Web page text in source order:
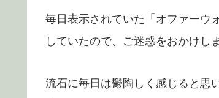
毎日表示されていた「オファーウ
していたので、ご迷惑をおかけし
流石に毎日は鬱陶しく感じると思